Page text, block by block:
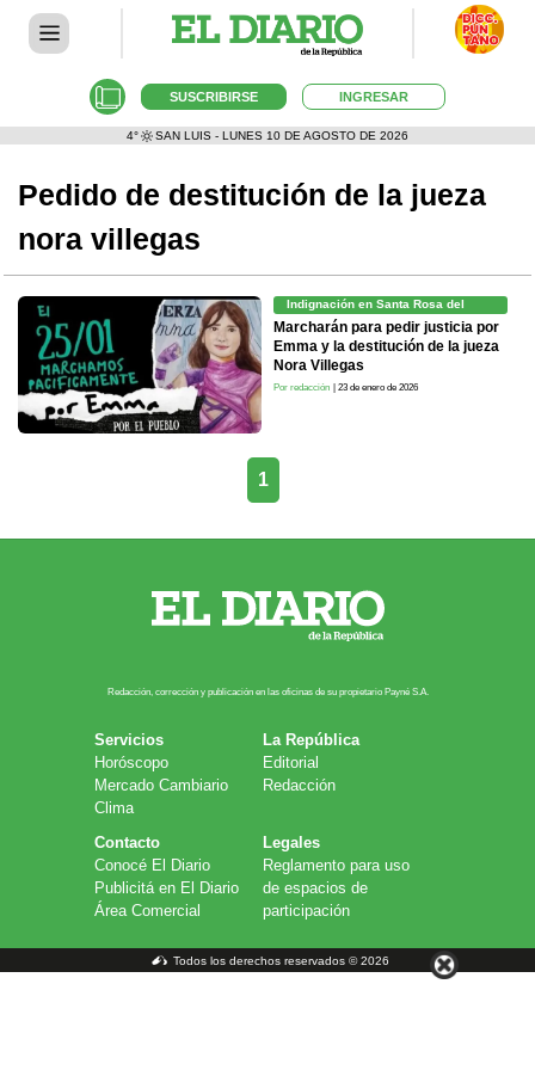
SUSCRIBIRSE INGRESAR
4° SAN LUIS - LUNES 10 DE AGOSTO DE 2026
Pedido de destitución de la jueza
nora villegas
Indignación en Santa Rosa del
Conlara
Marcharán para pedir justicia por
Emma y la destitución de la jueza
Nora Villegas
Por redacción | 23 de enero de 2026
1
Redacción, corrección y publicación en las oficinas de su propietario Payn​é S.A.
Servicios
Horóscopo
Mercado Cambiario
Clima
La República
Editorial
Redacción
Contacto
Conocé El Diario
Publicitá en El Diario
Área Comercial
Legales
Reglamento para uso
de espacios de
participación
Todos los derechos reservados © 2026